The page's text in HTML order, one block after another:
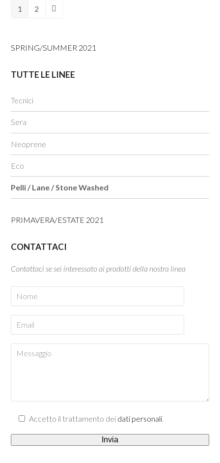
Pagina
1 Pagina
2 Successivo
SPRING/SUMMER 2021
TUTTE LE LINEE
Tecnici
Sera
Neoprene
Eco
Pelli / Lane / Stone Washed
PRIMAVERA/ESTATE 2021
CONTATTACI
Contattaci se sei interessato ai prodotti della nostra linea
Accetto il trattamento dei dati personali